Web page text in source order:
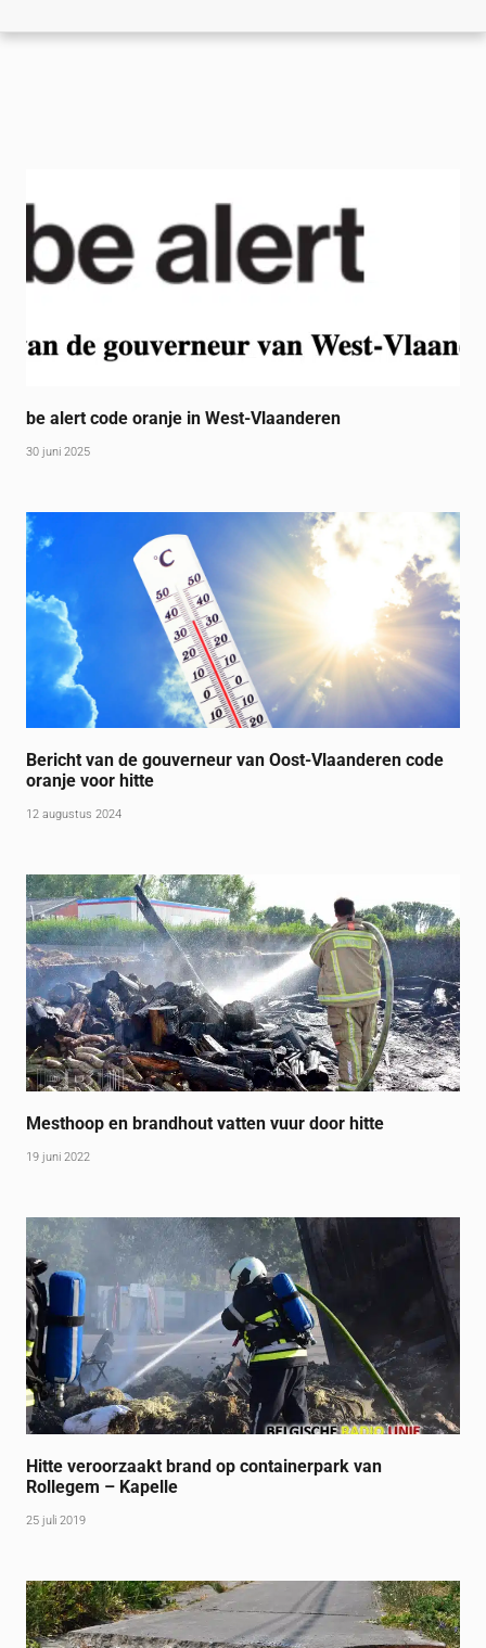
be alert code oranje in West-Vlaanderen
30 juni 2025
Bericht van de gouverneur van Oost-Vlaanderen code
oranje voor hitte
12 augustus 2024
Mesthoop en brandhout vatten vuur door hitte
19 juni 2022
Hitte veroorzaakt brand op containerpark van
Rollegem – Kapelle
25 juli 2019